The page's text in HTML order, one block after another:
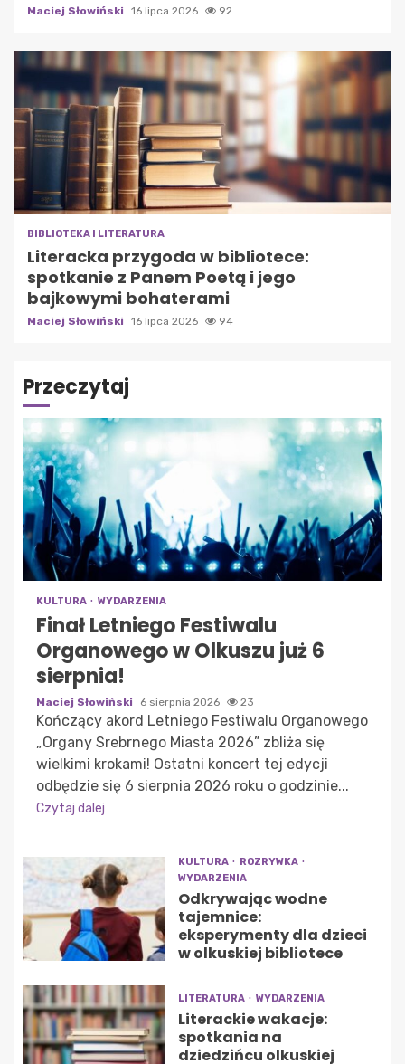
Maciej Słowiński 16 lipca 2026 92
BIBLIOTEKA I LITERATURA
Literacka przygoda w bibliotece:
spotkanie z Panem Poetą i jego
bajkowymi bohaterami
Maciej Słowiński 16 lipca 2026 94
Przeczytaj
KULTURA WYDARZENIA
Finał Letniego Festiwalu
Organowego w Olkuszu już 6
sierpnia!
Maciej Słowiński 6 sierpnia 2026 23
Kończący akord Letniego Festiwalu Organowego
„Organy Srebrnego Miasta 2026” zbliża się
wielkimi krokami! Ostatni koncert tej edycji
odbędzie się 6 sierpnia 2026 roku o godzinie...
Czytaj dalej
KULTURA
ROZRYWKA
WYDARZENIA
Odkrywając wodne
tajemnice:
eksperymenty dla dzieci
w olkuskiej bibliotece
LITERATURA WYDARZENIA
Literackie wakacje:
spotkania na
dziedzińcu olkuskiej